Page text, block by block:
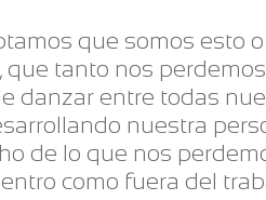
que somos esto
tanto nos
danzar entre todas
nuestra
de lo que nos
como fuera del